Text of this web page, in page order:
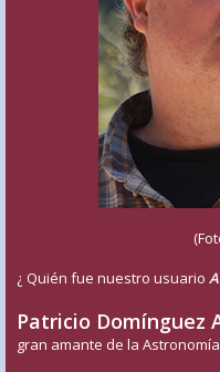
¿ Quién fue nuestro usuario
Patricio Domínguez
gran amante de la